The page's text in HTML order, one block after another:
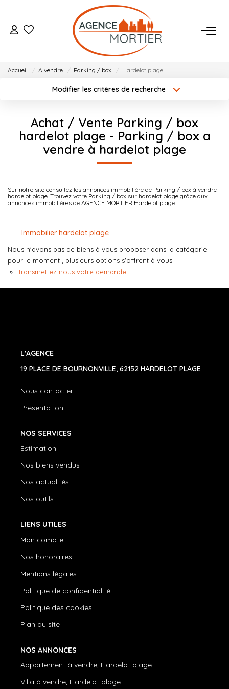
ACHETER
NOTRE AGENCE
Notre Équipe
Nos Actualités
CONTACT
03.21.91.82.86
Accueil A vendre Parking / box Hardelot plage
Modifier les critères de recherche
Surface min Budget max
Plus de critères Créer une alerte
Achat / Vente Parking / box
hardelot plage - Parking / box a
vendre à hardelot plage
Sur notre site consultez les annonces immobilière de Parking / box à vendre
hardelot plage. Trouvez votre Parking / box sur hardelot plage grâce aux
annonces immobilières de AGENCE MORTIER Hardelot plage.
Immobilier hardelot plage
Nous n'avons pas de biens à vous proposer dans la catégorie
pour le moment , plusieurs options s'offrent à vous :
Transmettez-nous votre demande
L'AGENCE
19 PLACE DE BOURNONVILLE, 62152 HARDELOT PLAGE
Nous contacter
Présentation
NOS SERVICES
Estimation
Nos biens vendus
Nos actualités
Nos outils
LIENS UTILES
Mon compte
Nos honoraires
Mentions légales
Politique de confidentialité
Politique des cookies
Plan du site
NOS ANNONCES
Appartement à vendre, Hardelot plage
Villa à vendre, Hardelot plage